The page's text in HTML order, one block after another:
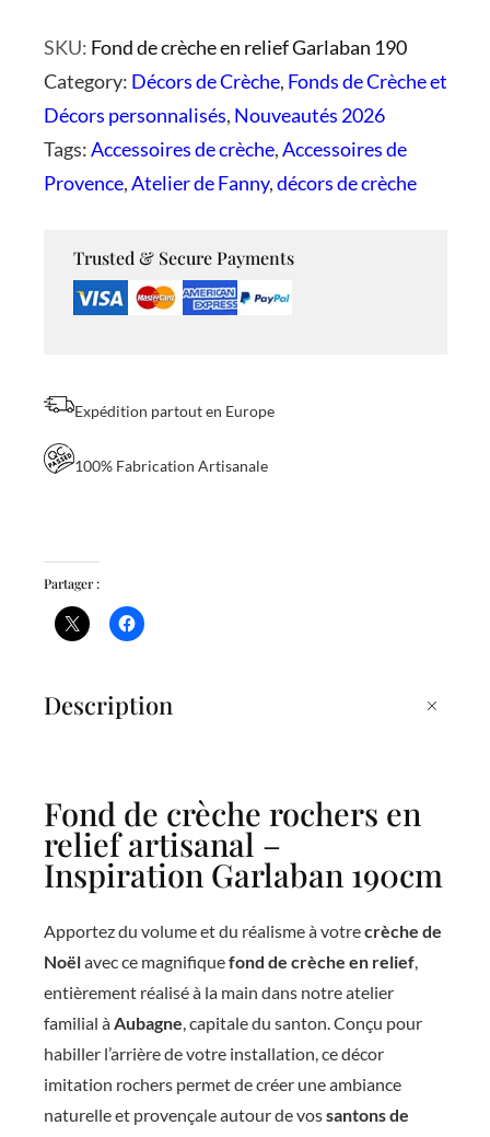
n
t
i
t
é
e
è
c
r
e
r
e
n
r
e
l
SKU: Fond de crèche en relief Garlaban 190
Category: Décors de Crèche, Fonds de Crèche et
Décors personnalisés, Nouveautés 2026
Tags:Accessoires de crèche, Accessoires de
Provence, Atelier de Fanny, décors de crèche
Trusted & Secure Payments
Expédition partout en Europe
100% Fabrication Artisanale
Partager :
Description +
Fond de crèche rochers en
relief artisanal –
Inspiration Garlaban 190cm
Apportez du volume et du réalisme à votrecrèche de
Noëlavec ce magnifiquefond de crèche en relief,
entièrement réalisé à la main dans notre atelier
familial àAubagne, capitale du santon. Conçu pour
habiller l’arrière de votre installation, ce décor
imitation rochers permet de créer une ambiance
naturelle et provençale autour de vossantons de